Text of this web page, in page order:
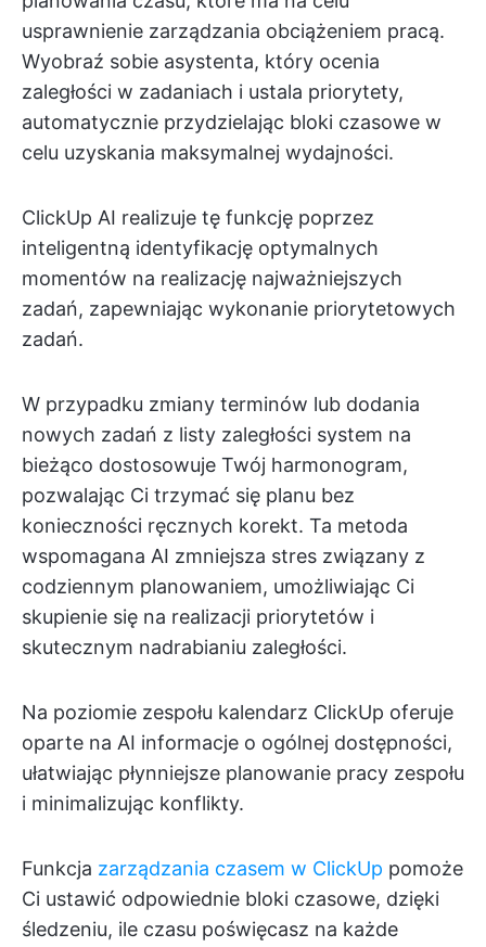
usprawnienie zarządzania obciążeniem pracą.
Wyobraź sobie asystenta, który ocenia
zaległości w zadaniach i ustala priorytety,
automatycznie przydzielając bloki czasowe w
celu uzyskania maksymalnej wydajności.
ClickUp AI realizuje tę funkcję poprzez
inteligentną identyfikację optymalnych
momentów na realizację najważniejszych
zadań, zapewniając wykonanie priorytetowych
zadań.
W przypadku zmiany terminów lub dodania
nowych zadań z listy zaległości system na
bieżąco dostosowuje Twój harmonogram,
pozwalając Ci trzymać się planu bez
konieczności ręcznych korekt. Ta metoda
wspomagana AI zmniejsza stres związany z
codziennym planowaniem, umożliwiając Ci
skupienie się na realizacji priorytetów i
skutecznym nadrabianiu zaległości.
Na poziomie zespołu kalendarz ClickUp oferuje
oparte na AI informacje o ogólnej dostępności,
ułatwiając płynniejsze planowanie pracy zespołu
i minimalizując konflikty.
Funkcja zarządzania czasem w ClickUp pomoże
Ci ustawić odpowiednie bloki czasowe, dzięki
śledzeniu, ile czasu poświęcasz na każde